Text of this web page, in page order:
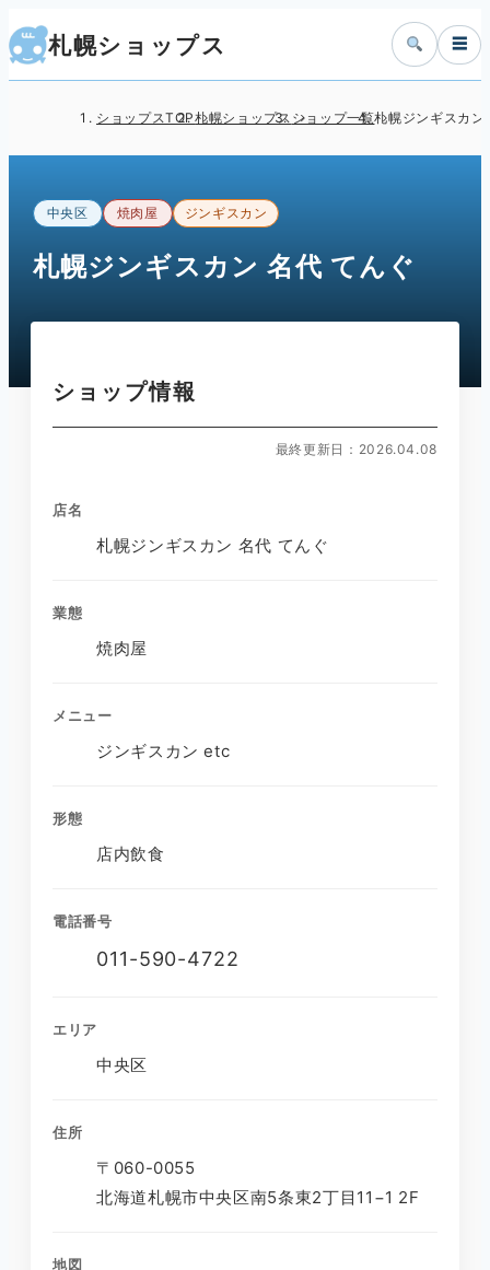
札幌ショップス ☰
ショップスTOP札幌ショップス ショップ一覧札幌ジンギスカン
中央区 焼肉屋 ジンギスカン
札幌ジンギスカン 名代 てんぐ
ショップ情報
最終更新日：2026.04.08
店名
札幌ジンギスカン 名代 てんぐ
業態
焼肉屋
メニュー
ジンギスカン etc
形態
店内飲食
電話番号
011-590-4722
エリア
中央区
住所
〒060-0055
北海道札幌市中央区南5条東2丁目11−1 2F
地図